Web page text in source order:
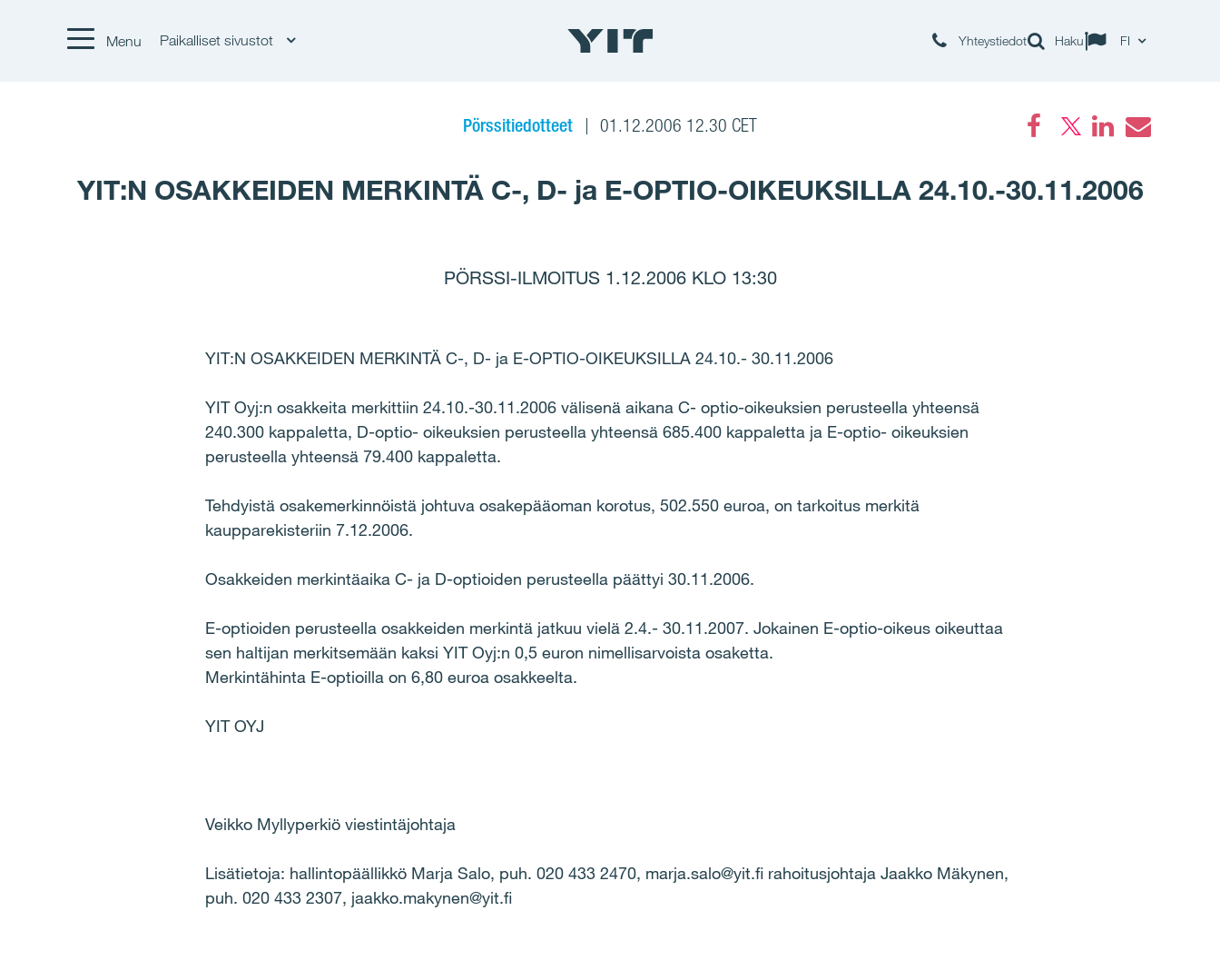
Menu Paikalliset sivustot Yhteystiedot Haku FI
Pörssitiedotteet 01.12.2006 12.30 CET
YIT:N OSAKKEIDEN MERKINTÄ C-, D- ja E-OPTIO-OIKEUKSILLA 24.10.-30.11.2006
PÖRSSI-ILMOITUS 1.12.2006 KLO 13:30
YIT:N OSAKKEIDEN MERKINTÄ C-, D- ja E-OPTIO-OIKEUKSILLA 24.10.- 30.11.2006
YIT Oyj:n osakkeita merkittiin 24.10.-30.11.2006 välisenä aikana C- optio-oikeuksien perusteella yhteensä
240.300 kappaletta, D-optio- oikeuksien perusteella yhteensä 685.400 kappaletta ja E-optio- oikeuksien
perusteella yhteensä 79.400 kappaletta.
Tehdyistä osakemerkinnöistä johtuva osakepääoman korotus, 502.550 euroa, on tarkoitus merkitä
kaupparekisteriin 7.12.2006.
Osakkeiden merkintäaika C- ja D-optioiden perusteella päättyi 30.11.2006.
E-optioiden perusteella osakkeiden merkintä jatkuu vielä 2.4.- 30.11.2007. Jokainen E-optio-oikeus oikeuttaa
sen haltijan merkitsemään kaksi YIT Oyj:n 0,5 euron nimellisarvoista osaketta.
Merkintähinta E-optioilla on 6,80 euroa osakkeelta.
YIT OYJ
Veikko Myllyperkiö viestintäjohtaja
Lisätietoja: hallintopäällikkö Marja Salo, puh. 020 433 2470, marja.salo@yit.fi rahoitusjohtaja Jaakko Mäkynen,
puh. 020 433 2307, jaakko.makynen@yit.fi